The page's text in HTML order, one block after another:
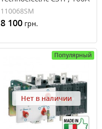
110068SM
8 100 грн.
Популярный
Нет в наличии